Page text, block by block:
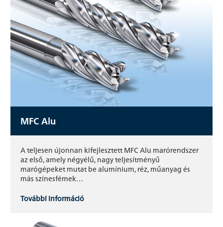
MFC Alu
A teljesen újonnan kifejlesztett MFC Alu marórendszer
az első, amely négyélű, nagy teljesítményű
marógépeket mutat be alumínium, réz, műanyag és
más színesfémek…
További információ